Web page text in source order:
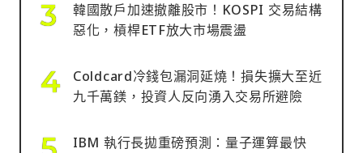
韓國散戶加速撤離股市！KOSPI 交易結構
惡化，槓桿ETF放大市場震盪
Coldcard冷錢包漏洞延燒！損失擴大至近
九千萬鎂，投資人反向湧入交易所避險
IBM 執行長拋重磅預測：量子運算最快